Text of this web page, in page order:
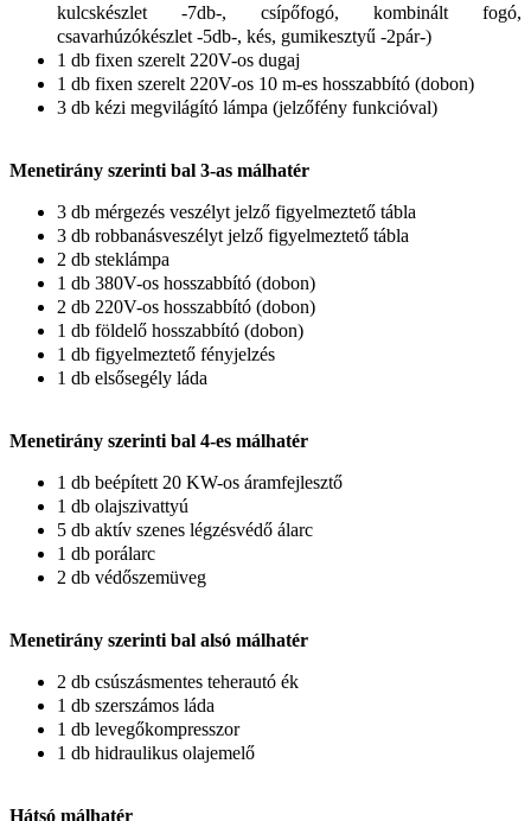
kulcskészlet -7db-, csípőfogó, kombinált fogó,
csavarhúzókészlet -5db-, kés, gumikesztyű -2pár-)
1 db fixen szerelt 220V-os dugaj
1 db fixen szerelt 220V-os 10 m-es hosszabbító (dobon)
3 db kézi megvilágító lámpa (jelzőfény funkcióval)
Menetirány szerinti bal 3-as málhatér
3 db mérgezés veszélyt jelző figyelmeztető tábla
3 db robbanásveszélyt jelző figyelmeztető tábla
2 db steklámpa
1 db 380V-os hosszabbító (dobon)
2 db 220V-os hosszabbító (dobon)
1 db földelő hosszabbító (dobon)
1 db figyelmeztető fényjelzés
1 db elsősegély láda
Menetirány szerinti bal 4-es málhatér
1 db beépített 20 KW-os áramfejlesztő
1 db olajszivattyú
5 db aktív szenes légzésvédő álarc
1 db porálarc
2 db védőszemüveg
Menetirány szerinti bal alsó málhatér
2 db csúszásmentes teherautó ék
1 db szerszámos láda
1 db levegőkompresszor
1 db hidraulikus olajemelő
Hátsó málhatér